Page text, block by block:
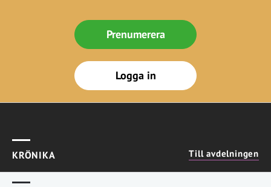
Prenumerera
Logga in
KRÖNIKA Till avdelningen